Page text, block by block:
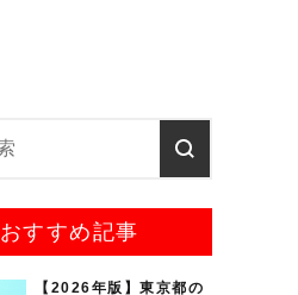
おすすめ記事
【2026年版】東京都の